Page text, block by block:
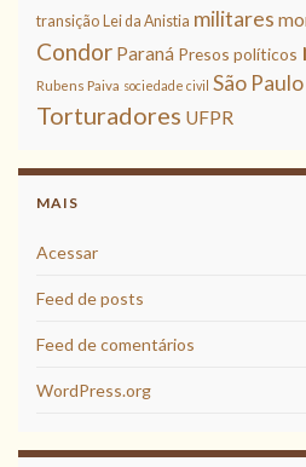
transição
Lei da Anistia militares
Condor Paraná Presos políticos
Rubens Paiva sociedade civil São Paulo
Torturadores UFPR
MAIS
Acessar
Feed de posts
Feed de comentários
WordPress.org